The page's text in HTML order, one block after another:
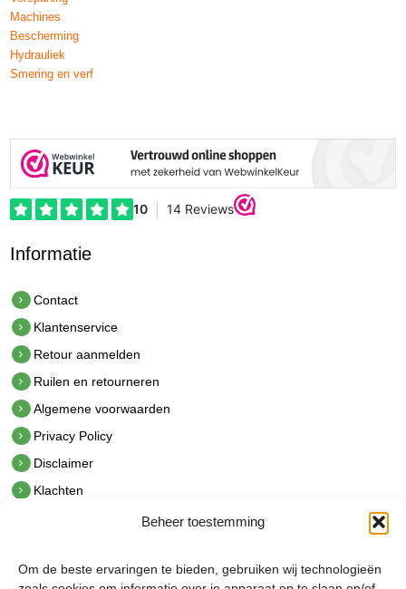
Beheer toestemming
Om de beste ervaringen te bieden, gebruiken wij technologieën
Machines
Bescherming
Hydrauliek
Smering en verf
Informatie
Contact
Klantenservice
Retour aanmelden
Ruilen en retourneren
Algemene voorwaarden
Privacy Policy
Disclaimer
Klachten
hetindustriehuis B.V.
De Hoek 1 1601 MR Enkhuizen